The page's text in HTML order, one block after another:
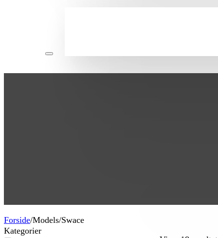
Forside/Models/Swace
Kategorier